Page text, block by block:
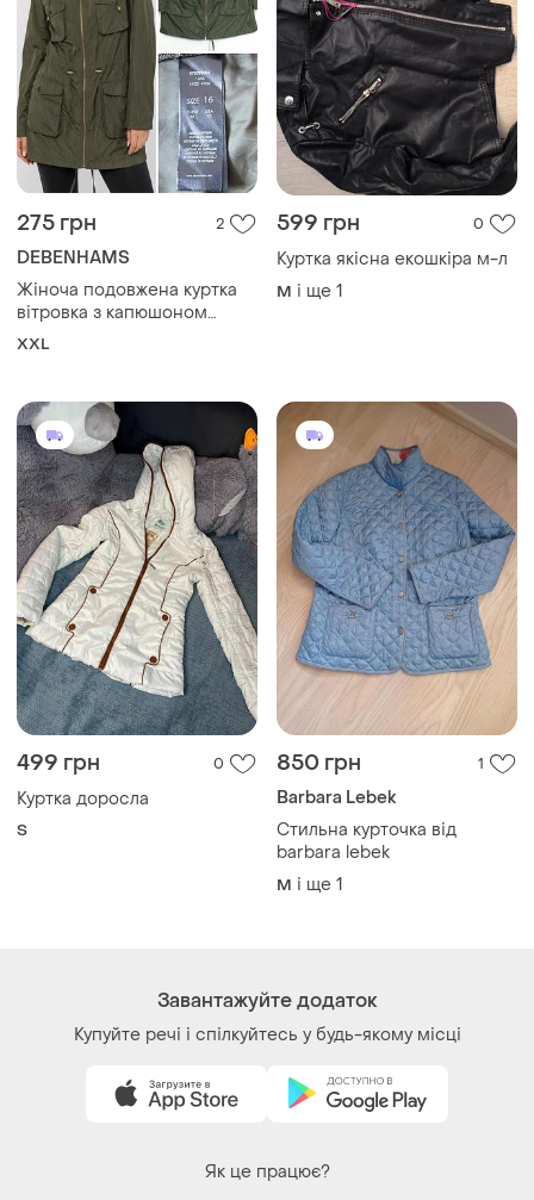
275 грн 2
DEBENHAMS
Жіноча подовжена куртка
вітровка з капюшоном
redherring, p.16
XXL
599 грн 0
Куртка якісна екошкіра м-л
M і ще 1
499 грн 0
Куртка доросла
S
850 грн 1
Barbara Lebek
Стильна курточка від
barbara lebek
M і ще 1
Завантажуйте додаток
Купуйте речі і спілкуйтесь у будь-якому місці
Як це працює?